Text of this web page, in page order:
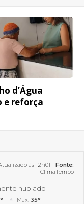
d’Água
e reforça
às 12h01 - Fonte:
ClimaTempo
nublado
Máx. 35°